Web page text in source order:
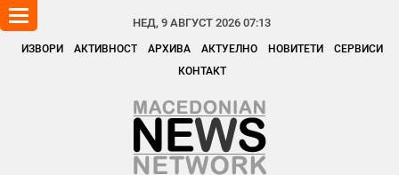
НЕД, 9 АВГУСТ 2026 07:13
ИЗВОРИ АКТИВНОСТ АРХИВА АКТУЕЛНО НОВИТЕТИ
СЕРВИСИ
КОНТАКТ
Toggle
navigation